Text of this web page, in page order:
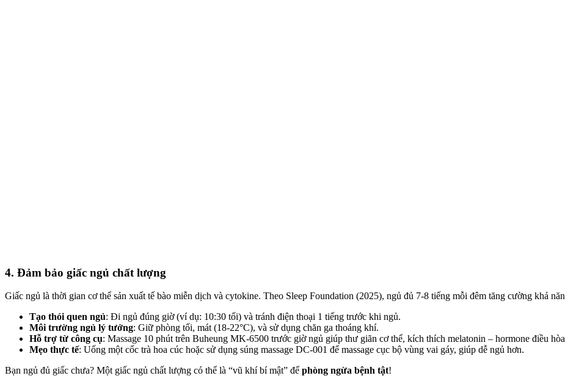
4. Đảm bảo giấc ngủ chất lượng
Giấc ngủ là thời gian cơ thể sản xuất tế bào miễn dịch và cytokine. Theo Sleep Foundation (2025), ngủ đủ 7-8 tiếng mỗi đêm tăng cường khả
Tạo thói quen ngủ: Đi ngủ đúng giờ (ví dụ: 10:30 tối) và tránh điện thoại 1 tiếng trước khi ngủ.
Môi trường ngủ lý tưởng: Giữ phòng tối, mát (18-22°C), và sử dụng chăn ga thoáng khí.
Hỗ trợ từ công cụ: Massage 10 phút trên Buheung MK-6500 trước giờ ngủ giúp thư giãn cơ thể, kích thích melatonin – hormone điều
Mẹo thực tế: Uống một cốc trà hoa cúc hoặc sử dụng súng massage DC-001 để massage cục bộ vùng vai gáy, giúp dễ ngủ hơn.
Bạn ngủ đủ giấc chưa? Một giấc ngủ chất lượng có thể là “vũ khí bí mật” để phòng ngừa bệnh tật!